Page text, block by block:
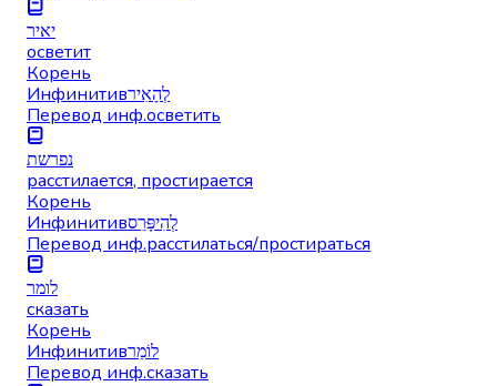
יאיר
осветит
Корень
Инфинитивלְהָאִיר
Перевод инф.осветить
נפרשת
расстилается, простирается
Корень
Инфинитивלְהִיפָּּרֵס
Перевод инф.расстилаться/простираться
לומר
сказать
Корень
Инфинитивלוֹמַר
Перевод инф.сказать